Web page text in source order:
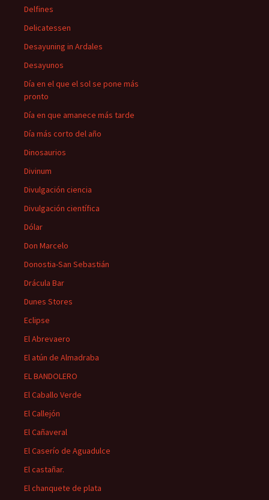
Delfines
Delicatessen
Desayuning in Ardales
Desayunos
Día en el que el sol se pone más
pronto
Día en que amanece más tarde
Día más corto del año
Dinosaurios
Divinum
Divulgación ciencia
Divulgación científica
Dólar
Don Marcelo
Donostia-San Sebastián
Drácula Bar
Dunes Stores
Eclipse
El Abrevaero
El atún de Almadraba
EL BANDOLERO
El Caballo Verde
El Callejón
El Cañaveral
El Caserío de Aguadulce
El castañar.
El chanquete de plata